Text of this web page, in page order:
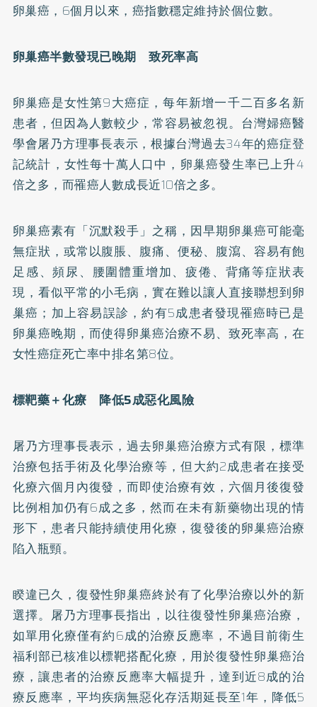
卵巢癌，6個月以來，癌指數穩定維持於個位數。
卵巢癌半數發現已晚期 致死率高
卵巢癌是女性第9大癌症，每年新增一千二百多名新
患者，但因為人數較少，常容易被忽視。台灣婦癌醫
學會屠乃方理事長表示，根據台灣過去34年的癌症登
記統計，女性每十萬人口中，卵巢癌發生率已上升4
倍之多，而罹癌人數成長近10倍之多。
卵巢癌素有「沉默殺手」之稱，因早期卵巢癌可能毫
無症狀，或常以腹脹、腹痛、便秘、腹瀉、容易有飽
足感、頻尿、腰圍體重增加、疲倦、背痛等症狀表
現，看似平常的小毛病，實在難以讓人直接聯想到卵
巢癌；加上容易誤診，約有5成患者發現罹癌時已是
卵巢癌晚期，而使得卵巢癌治療不易、致死率高，在
女性癌症死亡率中排名第8位。
標靶藥＋化療 降低5成惡化風險
屠乃方理事長表示，過去卵巢癌治療方式有限，標準
治療包括手術及化學治療等，但大約2成患者在接受
化療六個月內復發，而即使治療有效，六個月後復發
比例相加仍有6成之多，然而在未有新藥物出現的情
形下，患者只能持續使用化療，復發後的卵巢癌治療
陷入瓶頸。
睽違已久，復發性卵巢癌終於有了化學治療以外的新
選擇。屠乃方理事長指出，以往復發性卵巢癌治療，
如單用化療僅有約6成的治療反應率，不過目前衛生
福利部已核准以標靶搭配化療，用於復發性卵巢癌治
療，讓患者的治療反應率大幅提升，達到近8成的治
療反應率，平均疾病無惡化存活期延長至1年，降低5